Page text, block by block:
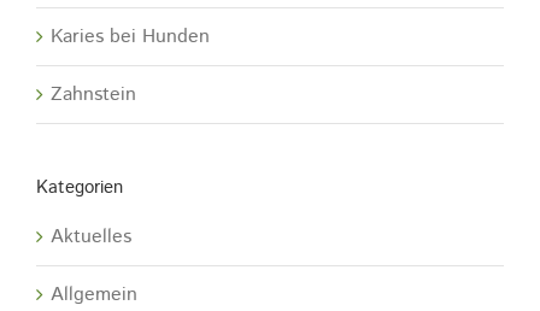
Karies bei Hunden
Zahnstein
Kategorien
Aktuelles
Allgemein